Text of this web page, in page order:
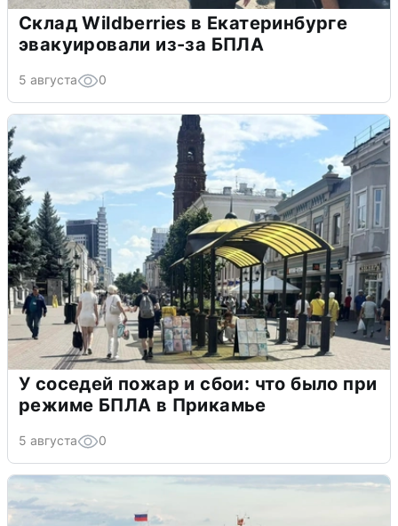
Склад Wildberries в Екатеринбурге
эвакуировали из-за БПЛА
5 августа 0
У соседей пожар и сбои: что было при
режиме БПЛА в Прикамье
5 августа 0